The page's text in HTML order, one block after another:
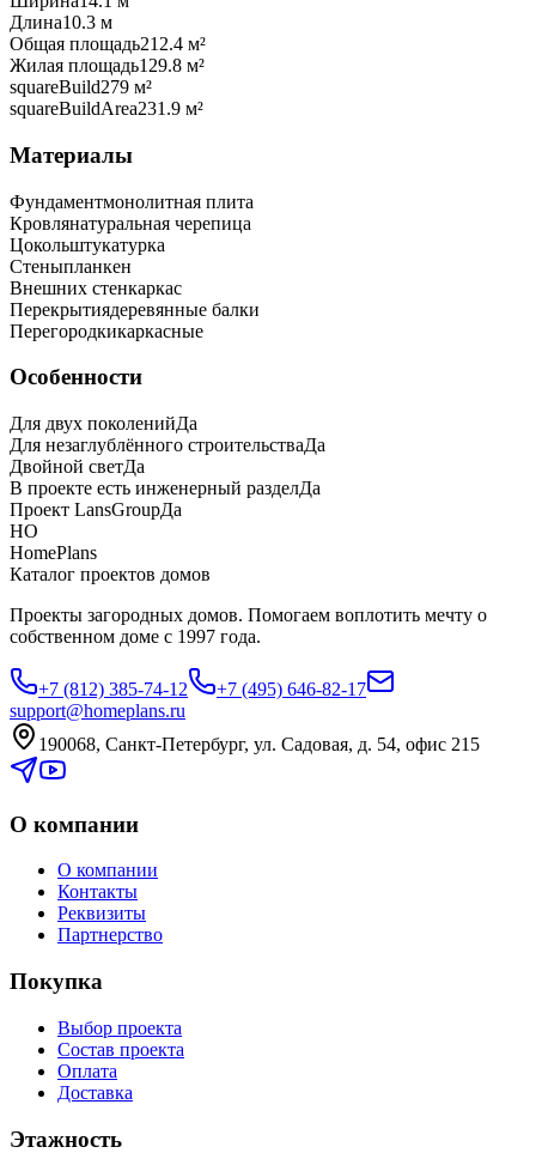
Длина10.3 м
Общая площадь212.4 м²
Жилая площадь129.8 м²
squareBuild279 м²
squareBuildArea231.9 м²
Материалы
Фундаментмонолитная плита
Кровлянатуральная черепица
Цокольштукатурка
Стеныпланкен
Внешних стенкаркас
Перекрытиядеревянные балки
Перегородкикаркасные
Особенности
Для двух поколенийДа
Для незаглублённого строительстваДа
Двойной светДа
В проекте есть инженерный разделДа
Проект LansGroupДа
HO
HomePlans
Каталог проектов домов
Проекты загородных домов. Помогаем воплотить мечту о
собственном доме с 1997 года.
+7 (812) 385-74-12
+7 (495) 646-82-17
support@homeplans.ru
190068, Санкт-Петербург, ул. Садовая, д. 54, офис 215
О компании
О компании
Контакты
Реквизиты
Партнерство
Покупка
Выбор проекта
Состав проекта
Оплата
Доставка
Этажность